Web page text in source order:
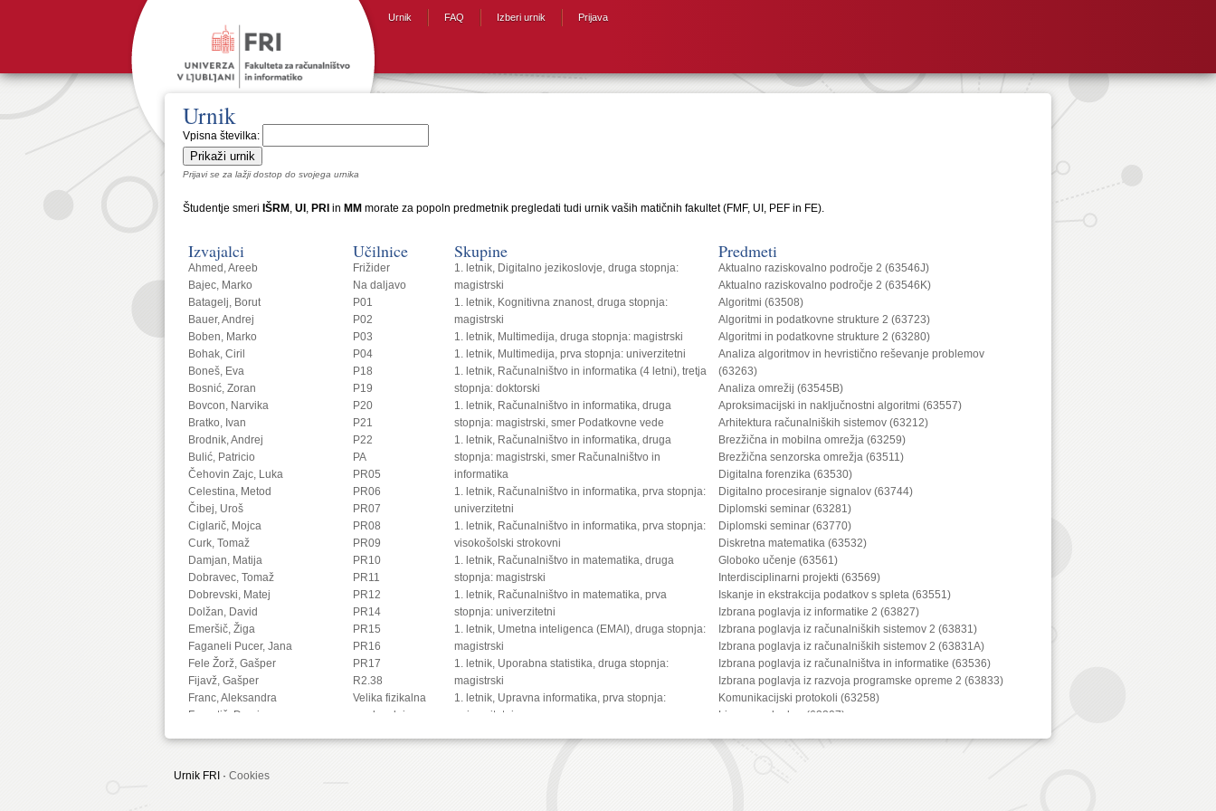
Urnik FAQ Izberi urnik Prijava
Urnik
Vpisna številka:
Prijavi se za lažji dostop do svojega urnika
Študentje smeri IŠRM , UI , PRI in MM morate za popoln predmetnik pregledati tudi urnik vaših matičnih fakultet (FMF, UI, PEF in FE).
Izvajalci
Ahmed, Areeb
Bajec, Marko
Batagelj, Borut
Bauer, Andrej
Boben, Marko
Bohak, Ciril
Boneš, Eva
Bosnić, Zoran
Bovcon, Narvika
Bratko, Ivan
Brodnik, Andrej
Bulić, Patricio
Čehovin Zajc, Luka
Celestina, Metod
Čibej, Uroš
Ciglarič, Mojca
Curk, Tomaž
Damjan, Matija
Dobravec, Tomaž
Dobrevski, Matej
Dolžan, David
Emeršič, Žiga
Faganeli Pucer, Jana
Fele Žorž, Gašper
Fijavž, Gašper
Franc, Aleksandra
Franetič, Damir
Gec, Sandi
Učilnice
Frižider
Na daljavo
P01
P02
P03
P04
P18
P19
P20
P21
P22
PA
PR05
PR06
PR07
PR08
PR09
PR10
PR11
PR12
PR14
PR15
PR16
PR17
R2.38
Velika fizikalna
predavalnica
Skupine
1. letnik, Digitalno jezikoslovje, druga stopnja:
magistrski
1. letnik, Kognitivna znanost, druga stopnja:
magistrski
1. letnik, Multimedija, druga stopnja: magistrski
1. letnik, Multimedija, prva stopnja: univerzitetni
1. letnik, Računalništvo in informatika (4 letni), tretja
stopnja: doktorski
1. letnik, Računalništvo in informatika, druga
stopnja: magistrski, smer Podatkovne vede
1. letnik, Računalništvo in informatika, druga
stopnja: magistrski, smer Računalništvo in
informatika
1. letnik, Računalništvo in informatika, prva stopnja:
univerzitetni
1. letnik, Računalništvo in informatika, prva stopnja:
visokošolski strokovni
1. letnik, Računalništvo in matematika, druga
stopnja: magistrski
1. letnik, Računalništvo in matematika, prva
stopnja: univerzitetni
1. letnik, Umetna inteligenca (EMAI), druga stopnja:
magistrski
1. letnik, Uporabna statistika, druga stopnja:
magistrski
1. letnik, Upravna informatika, prva stopnja:
univerzitetni
Predmeti
Aktualno raziskovalno področje 2 (63546J)
Aktualno raziskovalno področje 2 (63546K)
Algoritmi (63508)
Algoritmi in podatkovne strukture 2 (63723)
Algoritmi in podatkovne strukture 2 (63280)
Analiza algoritmov in hevristično reševanje problemov
(63263)
Analiza omrežij (63545B)
Aproksimacijski in naključnostni algoritmi (63557)
Arhitektura računalniških sistemov (63212)
Brezžična in mobilna omrežja (63259)
Brezžična senzorska omrežja (63511)
Digitalna forenzika (63530)
Digitalno procesiranje signalov (63744)
Diplomski seminar (63281)
Diplomski seminar (63770)
Diskretna matematika (63532)
Globoko učenje (63561)
Interdisciplinarni projekti (63569)
Iskanje in ekstrakcija podatkov s spleta (63551)
Izbrana poglavja iz informatike 2 (63827)
Izbrana poglavja iz računalniških sistemov 2 (63831)
Izbrana poglavja iz računalniških sistemov 2 (63831A)
Izbrana poglavja iz računalništva in informatike (63536)
Izbrana poglavja iz razvoja programske opreme 2 (63833)
Komunikacijski protokoli (63258)
Linearna algebra (63207)
Matematika 2 (63567)
Urnik FRI · Cookies